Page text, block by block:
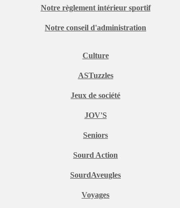
Notre règlement intérieur sportif
Notre conseil d'administration
Culture
ASTuzzles
Jeux de société
JOV'S
Seniors
Sourd Action
SourdAveugles
Voyages